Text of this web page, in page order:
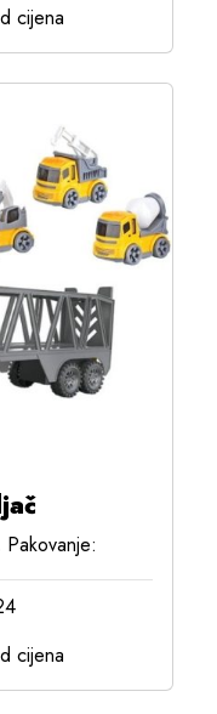
cijena
cijena